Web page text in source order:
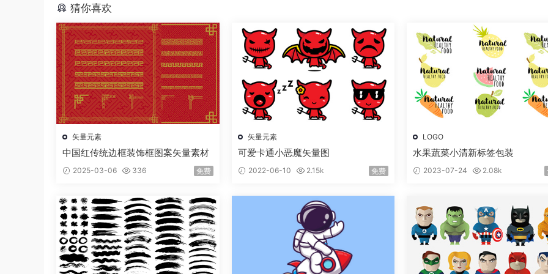
猜你喜欢
矢量元素
中国红传统边框装饰框图案矢量素材
2025-03-06 336 免费
矢量元素
可爱卡通小恶魔矢量图
2022-06-10 2.15k 免费
LOGO
水果蔬菜小清新标签包装
2023-07-24 2.08k